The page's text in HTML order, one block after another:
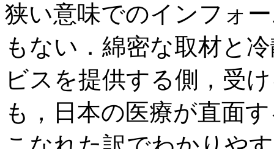
狭い意味でのインフォ
もない．綿密な取材と
ビスを提供する側，受
も，日本の医療が直面